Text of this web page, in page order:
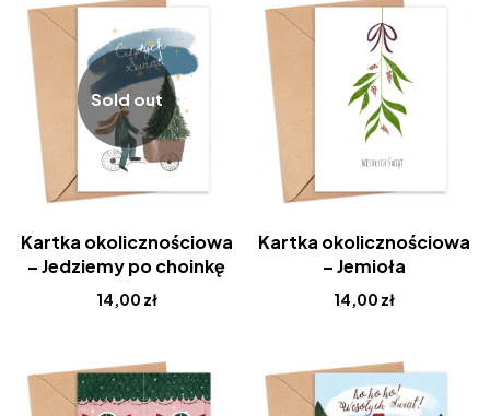
Sold out
Kartka okolicznościowa
– Jedziemy po choinkę
14,00 zł
Kartka okolicznościowa
– Jemioła
14,00 zł